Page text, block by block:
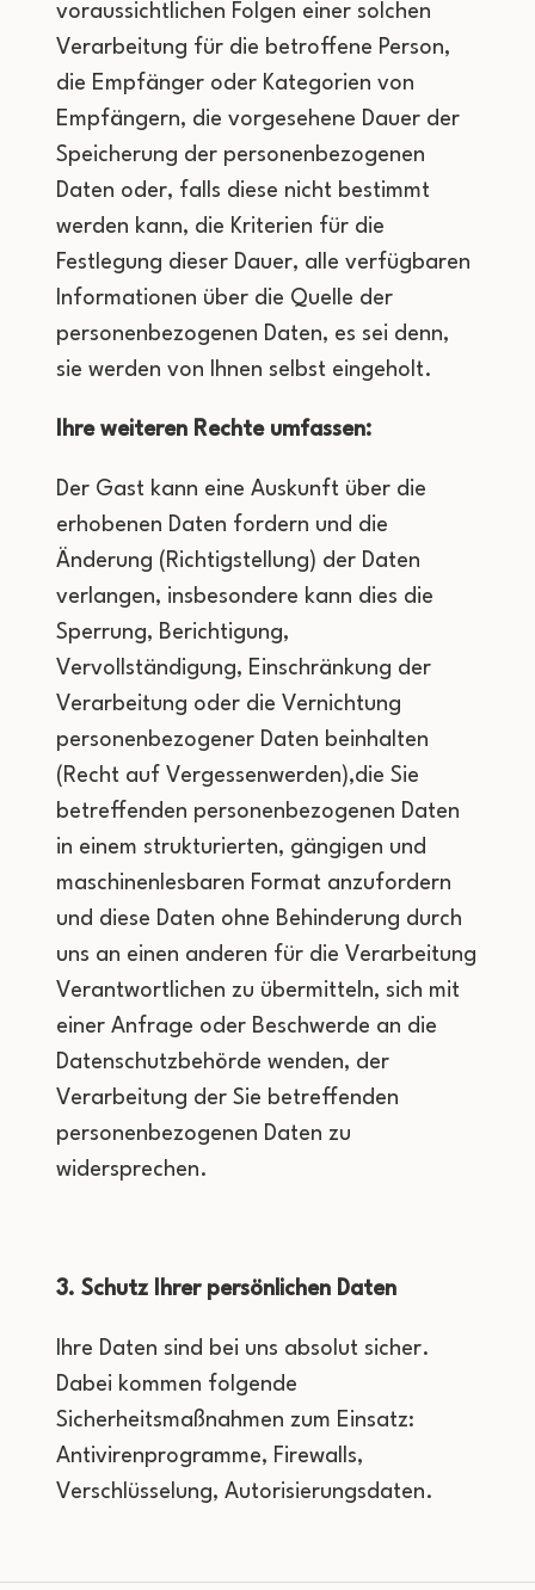
voraussichtlichen Folgen einer solchen
Verarbeitung für die betroffene Person,
die Empfänger oder Kategorien von
Empfängern, die vorgesehene Dauer der
Speicherung der personenbezogenen
Daten oder, falls diese nicht bestimmt
werden kann, die Kriterien für die
Festlegung dieser Dauer, alle verfügbaren
Informationen über die Quelle der
personenbezogenen Daten, es sei denn,
sie werden von Ihnen selbst eingeholt.
Ihre weiteren Rechte umfassen:
Der Gast kann eine Auskunft über die
erhobenen Daten fordern und die
Änderung (Richtigstellung) der Daten
verlangen, insbesondere kann dies die
Sperrung, Berichtigung,
Vervollständigung, Einschränkung der
Verarbeitung oder die Vernichtung
personenbezogener Daten beinhalten
(Recht auf Vergessenwerden),die Sie
betreffenden personenbezogenen Daten
in einem strukturierten, gängigen und
maschinenlesbaren Format anzufordern
und diese Daten ohne Behinderung durch
uns an einen anderen für die Verarbeitung
Verantwortlichen zu übermitteln, sich mit
einer Anfrage oder Beschwerde an die
Datenschutzbehörde wenden, der
Verarbeitung der Sie betreffenden
personenbezogenen Daten zu
widersprechen.
3. Schutz Ihrer persönlichen Daten
Ihre Daten sind bei uns absolut sicher.
Dabei kommen folgende
Sicherheitsmaßnahmen zum Einsatz:
Antivirenprogramme, Firewalls,
Verschlüsselung, Autorisierungsdaten.